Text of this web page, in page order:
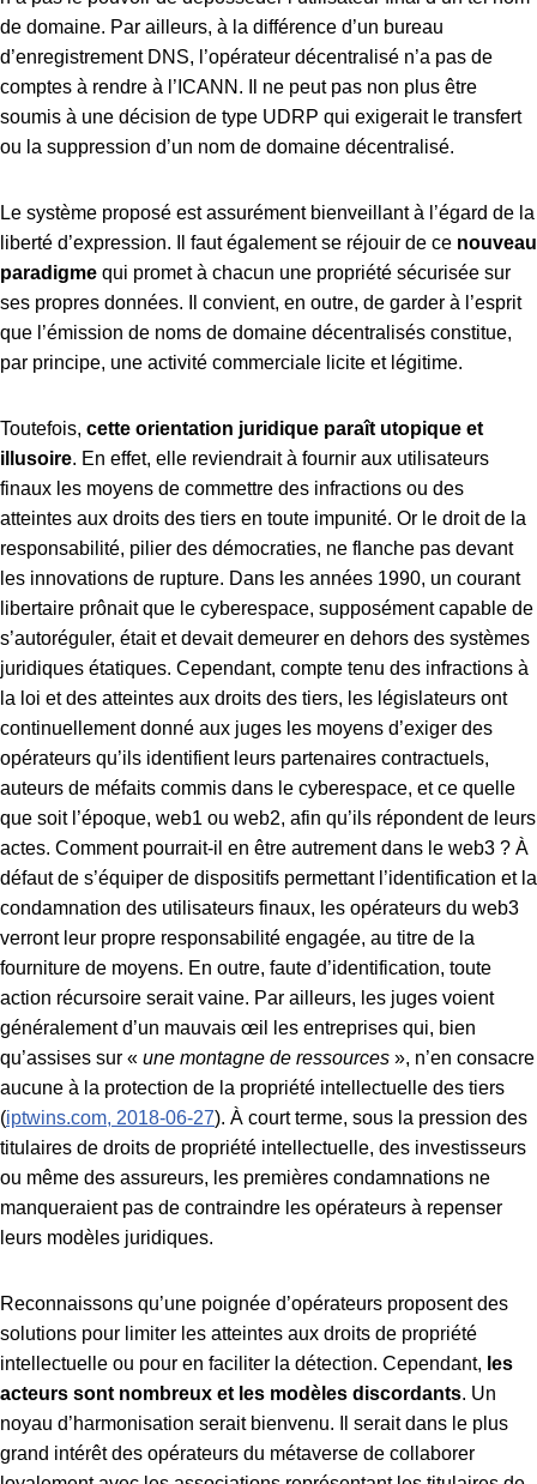
de domaine. Par ailleurs, à la différence d’un bureau
d’enregistrement DNS, l’opérateur décentralisé n’a pas de
comptes à rendre à l’ICANN. Il ne peut pas non plus être
soumis à une décision de type UDRP qui exigerait le transfert
ou la suppression d’un nom de domaine décentralisé.
Le système proposé est assurément bienveillant à l’égard de la
liberté d’expression. Il faut également se réjouir de ce nouveau
paradigme qui promet à chacun une propriété sécurisée sur
ses propres données. Il convient, en outre, de garder à l’esprit
que l’émission de noms de domaine décentralisés constitue,
par principe, une activité commerciale licite et légitime.
Toutefois, cette orientation juridique paraît utopique et
illusoire. En effet, elle reviendrait à fournir aux utilisateurs
finaux les moyens de commettre des infractions ou des
atteintes aux droits des tiers en toute impunité. Or le droit de la
responsabilité, pilier des démocraties, ne flanche pas devant
les innovations de rupture. Dans les années 1990, un courant
libertaire prônait que le cyberespace, supposément capable de
s’autoréguler, était et devait demeurer en dehors des systèmes
juridiques étatiques. Cependant, compte tenu des infractions à
la loi et des atteintes aux droits des tiers, les législateurs ont
continuellement donné aux juges les moyens d’exiger des
opérateurs qu’ils identifient leurs partenaires contractuels,
auteurs de méfaits commis dans le cyberespace, et ce quelle
que soit l’époque, web1 ou web2, afin qu’ils répondent de leurs
actes. Comment pourrait-il en être autrement dans le web3 ? À
défaut de s’équiper de dispositifs permettant l’identification et la
condamnation des utilisateurs finaux, les opérateurs du web3
verront leur propre responsabilité engagée, au titre de la
fourniture de moyens. En outre, faute d’identification, toute
action récursoire serait vaine. Par ailleurs, les juges voient
généralement d’un mauvais œil les entreprises qui, bien
qu’assises sur « une montagne de ressources », n’en consacre
aucune à la protection de la propriété intellectuelle des tiers
(iptwins.com, 2018-06-27). À court terme, sous la pression des
titulaires de droits de propriété intellectuelle, des investisseurs
ou même des assureurs, les premières condamnations ne
manqueraient pas de contraindre les opérateurs à repenser
leurs modèles juridiques.
Reconnaissons qu’une poignée d’opérateurs proposent des
solutions pour limiter les atteintes aux droits de propriété
intellectuelle ou pour en faciliter la détection. Cependant, les
acteurs sont nombreux et les modèles discordants. Un
noyau d’harmonisation serait bienvenu.
Il serait dans le plus
grand intérêt des opérateurs du métaverse de collaborer